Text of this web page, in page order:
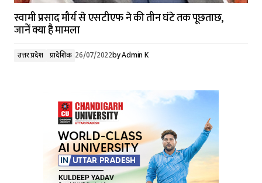
स्वामी प्रसाद मौर्य से एसटीएफ ने की तीन घंटे तक पूछताछ,
जानें क्या है मामला
उत्तर प्रदेश प्रादेशिक 26/07/2022byAdmin K